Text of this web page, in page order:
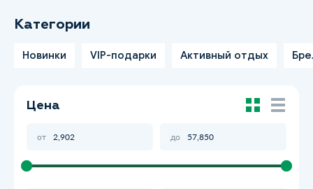
Категории
Новинки VIP-подарки Активный отдых
Цена
от до